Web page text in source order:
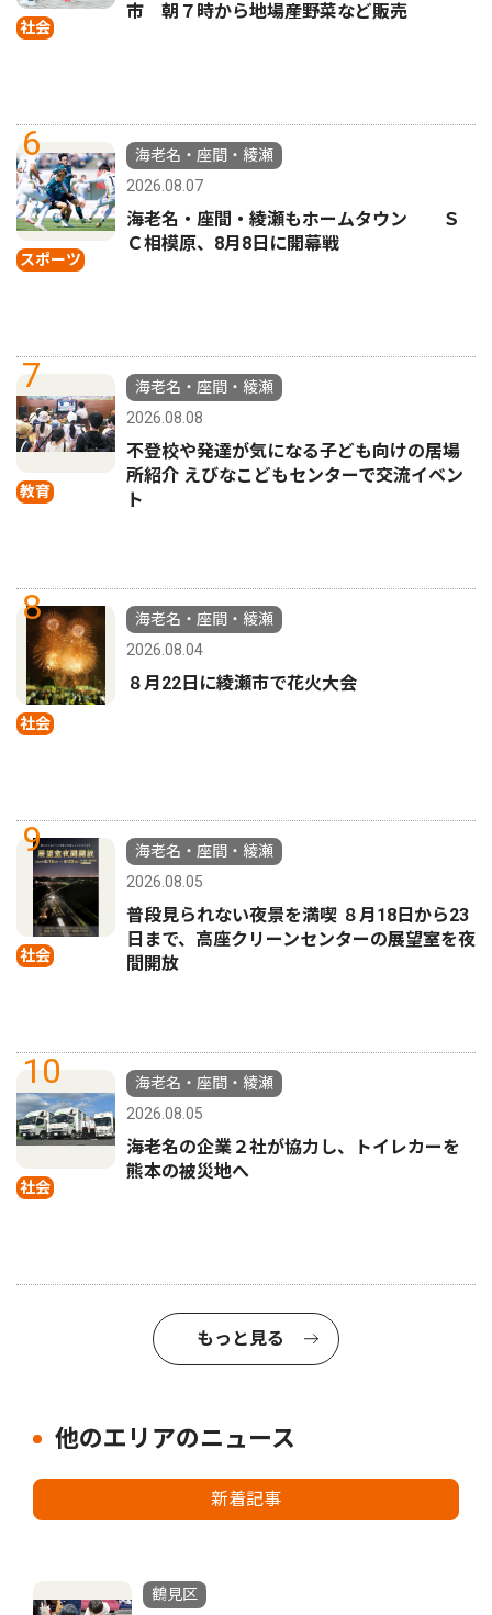
社会
市 朝７時から地場産野菜など販売
6
スポーツ
海老名・座間・綾瀬
2026.08.07
海老名・座間・綾瀬もホームタウン Ｓ
Ｃ相模原、8月8日に開幕戦
7
教育
海老名・座間・綾瀬
2026.08.08
不登校や発達が気になる子ども向けの居場
所紹介 えびなこどもセンターで交流イベン
ト
8
社会
海老名・座間・綾瀬
2026.08.04
８月22日に綾瀬市で花火大会
9
社会
海老名・座間・綾瀬
2026.08.05
普段見られない夜景を満喫 ８月18日から23
日まで、高座クリーンセンターの展望室を夜
間開放
10
社会
海老名・座間・綾瀬
2026.08.05
海老名の企業２社が協力し、トイレカーを
熊本の被災地へ
もっと見る
他のエリアのニュース
新着記事
鶴見区